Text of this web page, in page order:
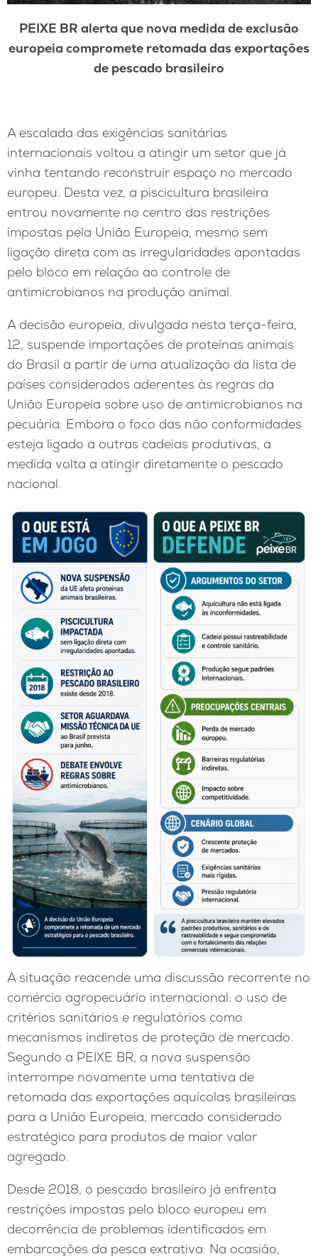
PEIXE BR alerta que nova medida de exclusão
europeia compromete retomada das exportações
de pescado brasileiro
A escalada das exigências sanitárias
internacionais voltou a atingir um setor que já
vinha tentando reconstruir espaço no mercado
europeu. Desta vez, a piscicultura brasileira
entrou novamente no centro das restrições
impostas pela União Europeia, mesmo sem
ligação direta com as irregularidades apontadas
pelo bloco em relação ao controle de
antimicrobianos na produção animal.
A decisão europeia, divulgada nesta terça-feira,
12, suspende importações de proteínas animais
do Brasil a partir de uma atualização da lista de
países considerados aderentes às regras da
União Europeia sobre uso de antimicrobianos na
pecuária. Embora o foco das não conformidades
esteja ligado a outras cadeias produtivas, a
medida volta a atingir diretamente o pescado
nacional.
A situação reacende uma discussão recorrente no
comércio agropecuário internacional: o uso de
critérios sanitários e regulatórios como
mecanismos indiretos de proteção de mercado.
Segundo a PEIXE BR, a nova suspensão
interrompe novamente uma tentativa de
retomada das exportações aquícolas brasileiras
para a União Europeia, mercado considerado
estratégico para produtos de maior valor
agregado.
Desde 2018, o pescado brasileiro já enfrenta
restrições impostas pelo bloco europeu em
decorrência de problemas identificados em
embarcações da pesca extrativa. Na ocasião,